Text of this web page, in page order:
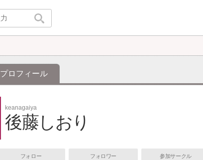
プロフィール
keanagaiya
後藤しおり
フォロー フォロワー 参加サークル